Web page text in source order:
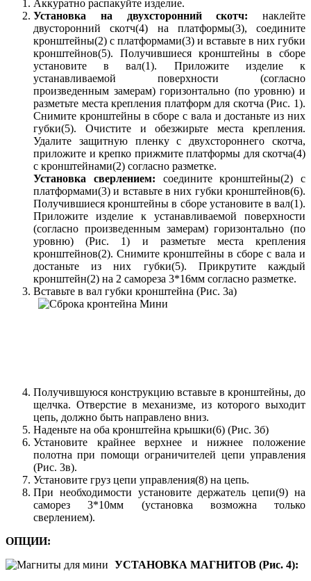
Аккуратно распакуйте изделие.
Установка на двухсторонний скотч: наклейте
двусторонний скотч(4) на платформы(3), соедините
кронштейны(2) с платформами(3) и вставьте в них губки
кронштейнов(5). Получившиеся кронштейны в сборе
установите в вал(1). Приложите изделие к
устанавливаемой поверхности (согласно
произведенным замерам) горизонтально (по уровню) и
разметьте места крепления платформ для скотча (Рис. 1).
Снимите кронштейны в сборе с вала и достаньте из них
губки(5). Очистите и обезжирьте места крепления.
Удалите защитную пленку с двухстороннего скотча,
приложите и крепко прижмите платформы для скотча(4)
с кронштейнами(2) согласно разметке.
Установка сверлением: соедините кронштейны(2) с
платформами(3) и вставьте в них губки кронштейнов(6).
Получившиеся кронштейны в сборе установите в вал(1).
Приложите изделие к устанавливаемой поверхности
(согласно произведенным замерам) горизонтально (по
уровню) (Рис. 1) и разметьте места крепления
кронштейнов(2). Снимите кронштейны в сборе с вала и
достаньте из них губки(5). Прикрутите каждый
кронштейн(2) на 2 самореза 3*16мм согласно разметке.
Вставьте в вал губки кронштейна (Рис. 3а)
Получившуюся конструкцию вставьте в кронштейны, до
щелчка. Отверстие в механизме, из которого выходит
цепь, должно быть направлено вниз.
Наденьте на оба кронштейна крышки(6) (Рис. 3б)
Установите крайнее верхнее и нижнее положение
полотна при помощи ограничителей цепи управления
(Рис. 3в).
Установите груз цепи управления(8) на цепь.
При необходимости установите держатель цепи(9) на
саморез 3*10мм (установка возможна только
сверлением).
ОПЦИИ:
УСТАНОВКА МАГНИТОВ (Рис. 4):